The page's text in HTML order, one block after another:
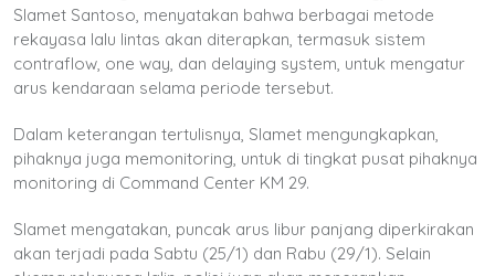
Slamet Santoso, menyatakan bahwa berbagai metode
rekayasa lalu lintas akan diterapkan, termasuk sistem
contraflow, one way, dan delaying system, untuk mengatur
arus kendaraan selama periode tersebut.
Dalam keterangan tertulisnya, Slamet mengungkapkan,
pihaknya juga memonitoring, untuk di tingkat pusat pihaknya
monitoring di Command Center KM 29.
Slamet mengatakan, puncak arus libur panjang diperkirakan
akan terjadi pada Sabtu (25/1) dan Rabu (29/1). Selain